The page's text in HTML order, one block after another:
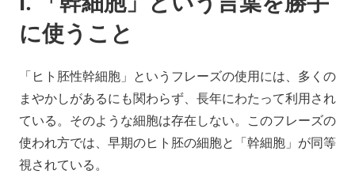
に使うこと
「ヒト胚性幹細胞」というフレーズの使用には、多くの
まやかしがあるにも関わらず、長年にわたって利用され
ている。そのような細胞は存在しない。このフレーズの
使われ方では、早期のヒト胚の細胞と「幹細胞」が同等
視されている。